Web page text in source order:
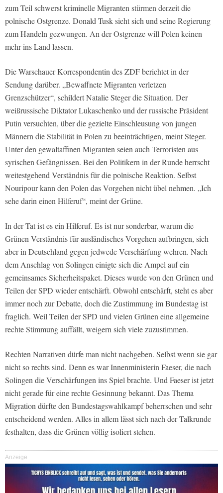
zum Teil schwerst kriminelle Migranten stürmen derzeit die
polnische Ostgrenze. Donald Tusk sieht sich und seine Regierung
zum Handeln gezwungen. An der Ostgrenze will Polen keinen
mehr ins Land lassen.
Die Warschauer Korrespondentin des ZDF berichtet in der
Sendung darüber. „Bewaffnete Migranten verletzen
Grenzschützer“, schildert Natalie Steger die Situation. Der
weißrussische Diktator Lukaschenko und der russische Präsident
Putin versuchten, über die gezielte Einschleusung von jungen
Männern die Stabilität in Polen zu beeinträchtigen, meint Steger.
Unter den gewaltaffinen Migranten seien auch Terroristen aus
syrischen Gefängnissen. Bei den Politikern in der Runde herrscht
weitestgehend Verständnis für die polnische Reaktion. Selbst
Nouripour kann den Polen das Vorgehen nicht übel nehmen. „Ich
sehe darin einen Hilferuf“, meint der Grüne.
In der Tat ist es ein Hilferuf. Es ist nur sonderbar, warum die
Grünen Verständnis für ausländisches Vorgehen aufbringen, sich
aber in Deutschland gegen jedwede Verschärfung wehren. Nach
dem Anschlag von Solingen einigte sich die Ampel auf ein
gemeinsames Sicherheitspaket. Dieses wurde von den Grünen und
Teilen der SPD wieder entschärft. Obwohl entschärft, steht es aber
immer noch zur Debatte, doch die Zustimmung im Bundestag ist
fraglich. Weil Teilen der SPD und vielen Grünen eine allgemeine
rechte Stimmung auffällt, weigern sich viele zuzustimmen.
Rechten Narrativen dürfe man nicht nachgeben. Selbst wenn sie gar
nicht so rechts sind. Denn es war Innenministerin Faeser, die nach
Solingen die Verschärfungen ins Spiel brachte. Und Faeser ist jetzt
nicht gerade für eine rechte Gesinnung bekannt. Das Thema
Migration dürfte den Bundestagswahlkampf beherrschen und sehr
entscheidend werden. Alles in allem lässt sich nach der Talkrunde
festhalten, dass die Grünen völlig isoliert stehen.
Anzeige